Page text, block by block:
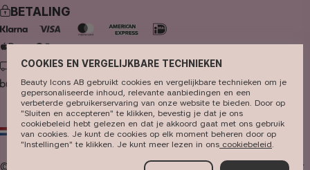
Pinterest
make-up
huidverzorging
haarverzorging
parfum
kwasten & tools
kits & sets
BETALING
LEVERING
NL EUR
© 2026 Beauty Icons AB. We gebruiken cookies - lees hier
COOKIES EN VERGELIJKBARE TECHNIEKEN
Beauty Icons AB gebruikt cookies en vergelijkbare technieken om je
gepersonaliseerde inhoud, relevante aanbiedingen en een
verbeterde gebruikerservaring van onze website te bieden. Door op
"Sluiten en accepteren" te klikken, bevestig je dat je ons
cookiebeleid hebt gelezen en dat je akkoord gaat met ons gebruik
van cookies. Je kunt de cookies op elk moment beheren door op
"Instellingen" te klikken. Je kunt meer lezen in ons cookiebeleid​.